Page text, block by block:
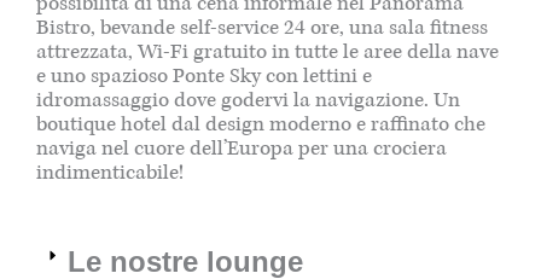
Bistro, bevande self-service 24 ore, una sala fitness
attrezzata, Wi-Fi gratuito in tutte le aree della nave
e uno spazioso Ponte Sky con lettini e
idromassaggio dove godervi la navigazione. Un
boutique hotel dal design moderno e raffinato che
naviga nel cuore dell’Europa per una crociera
indimenticabile!
Le nostre lounge